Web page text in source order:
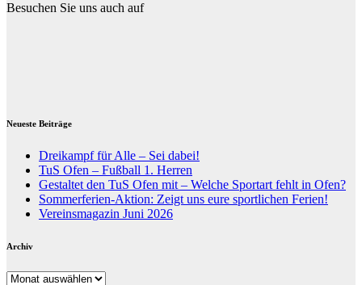
Besuchen Sie uns auch auf
Neueste Beiträge
Dreikampf für Alle – Sei dabei!
TuS Ofen – Fußball 1. Herren
Gestaltet den TuS Ofen mit – Welche Sportart fehlt in Ofen?
Sommerferien-Aktion: Zeigt uns eure sportlichen Ferien!
Vereinsmagazin Juni 2026
Archiv
Archiv